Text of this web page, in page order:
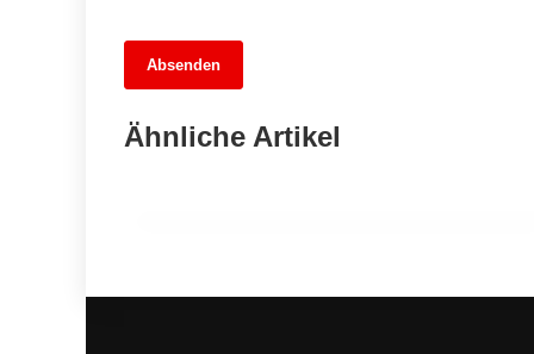
Absenden
Ähnliche Artikel
MuseumsMeileMitte: Berlins neues
kulturelles Herz schlägt am